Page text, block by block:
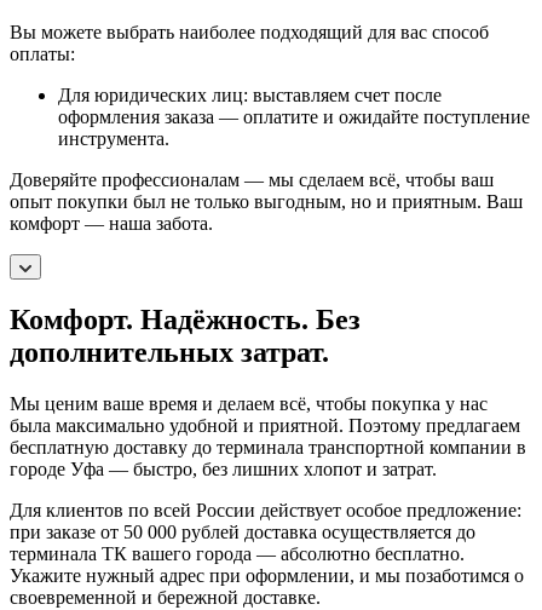
Вы можете выбрать наиболее подходящий для вас способ
оплаты:
Для юридических лиц: выставляем счет после
оформления заказа — оплатите и ожидайте поступление
инструмента.
Доверяйте профессионалам — мы сделаем всё, чтобы ваш
опыт покупки был не только выгодным, но и приятным. Ваш
комфорт — наша забота.
Комфорт. Надёжность. Без
дополнительных затрат.
Мы ценим ваше время и делаем всё, чтобы покупка у нас
была максимально удобной и приятной. Поэтому предлагаем
бесплатную доставку до терминала транспортной компании в
городе Уфа — быстро, без лишних хлопот и затрат.
Для клиентов по всей России действует особое предложение:
при заказе от 50 000 рублей доставка осуществляется до
терминала ТК вашего города — абсолютно бесплатно.
Укажите нужный адрес при оформлении, и мы позаботимся о
своевременной и бережной доставке.